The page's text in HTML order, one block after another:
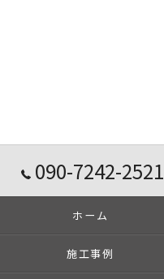
090-7242-2521
ホーム
施工事例